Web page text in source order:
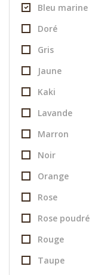
Bleu marine
Doré
Gris
Jaune
Kaki
Lavande
Marron
Noir
Orange
Rose
Rose poudré
Rouge
Taupe